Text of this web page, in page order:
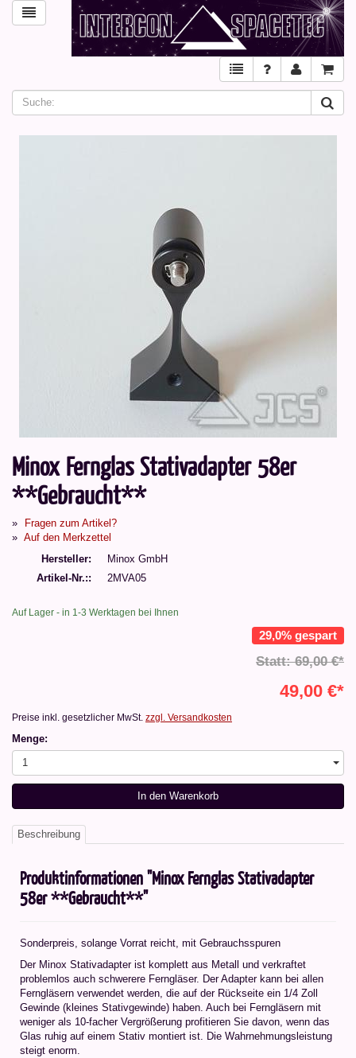
Minox Fernglas Stativadapter 58er
**Gebraucht**
Fragen zum Artikel?
Auf den Merkzettel
Hersteller
Minox GmbH
Artikel-Nr.:
2MVA05
Auf Lager - in 1-3 Werktagen bei Ihnen
29,0% gespart
Statt: 69,00 €*
49,00 €*
Preise inkl. gesetzlicher MwSt. zzgl. Versandkosten
Menge:
1
In den Warenkorb
Beschreibung
Produktinformationen "Minox Fernglas Stativadapter
58er **Gebraucht**"
Sonderpreis, solange Vorrat reicht, mit Gebrauchsspuren
Der Minox Stativadapter ist komplett aus Metall und verkraftet
problemlos auch schwerere Ferngläser. Der Adapter kann bei allen
Ferngläsern verwendet werden, die auf der Rückseite ein 1/4 Zoll
Gewinde (kleines Stativgewinde) haben. Auch bei Ferngläsern mit
weniger als 10-facher Vergrößerung profitieren Sie davon, wenn das
Glas ruhig auf einem Stativ montiert ist. Die Wahrnehmungsleistung
steigt enorm.